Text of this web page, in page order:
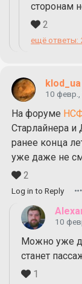
сторонам
2
ещё ответы:
klod_ua
10 февр.,
На форуме
Старлайнера и
ранее конца
уже даже не
2
Log in to Reply
10
Можно уже
станет
1